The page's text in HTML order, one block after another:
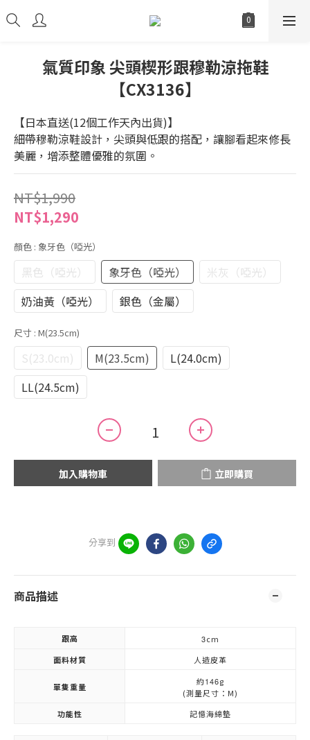
氣質印象 尖頭楔形跟穆勒涼拖鞋
【CX3136】
【日本直送(12個工作天內出貨)】
細帶穆勒涼鞋設計，尖頭與低跟的搭配，讓腳看起來修長
美麗，增添整體優雅的氛圍。
NT$1,990
NT$1,290
顏色 : 象牙色（啞光）
黑色（啞光） 象牙色（啞光）
米灰（啞光）
奶油黃（啞光）
銀色（金屬）
尺寸 : M(23.5cm)
S(23.0cm) M(23.5cm)
L(24.0cm)
LL(24.5cm)
加入購物車 立即購買
分享到
商品描述
跟高 3cm
面料材質
人造皮革
單隻重量 約146g
(測量尺寸：M)
功能性
記憶海綿墊